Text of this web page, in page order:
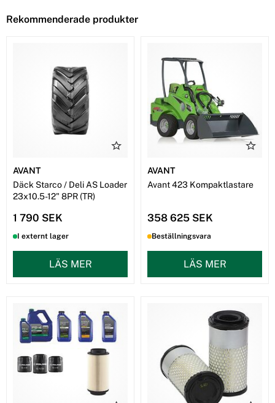
Rekommenderade produkter
AVANT
Däck Starco / Deli AS Loader
23x10.5-12" 8PR (TR)
1 790 SEK
I externt lager
LÄS MER
AVANT
Avant 423 Kompaktlastare
358 625 SEK
Beställningsvara
LÄS MER